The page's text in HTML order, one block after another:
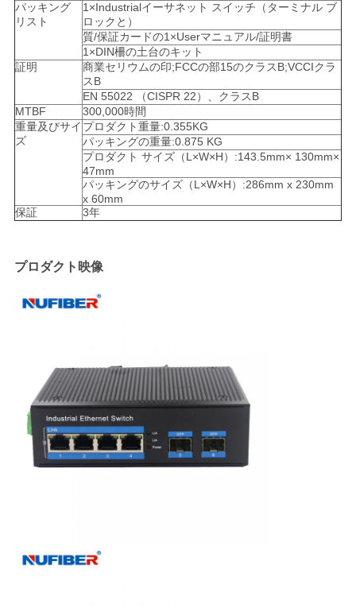
パッキング
リスト
1×Industrialイーサネット スイッチ（ターミナル ブ
ロックと）
質/保証カードの1×Userマニュアル/証明書
1×DIN柵の土台のキット
証明
商業セリウムの印;FCCの部15のクラスB;VCCIクラ
スB
EN 55022 （CISPR 22）、クラスB
MTBF
300,000時間
重量及びサイ
ズ
プロダクト重量:0.355KG
パッキングの重量:0.875 KG
プロダクト サイズ（L×W×H）:143.5mm× 130mm×
47mm
パッキングのサイズ（L×W×H）:286mm x 230mm
x 60mm
保証
3年
プロダクト映像